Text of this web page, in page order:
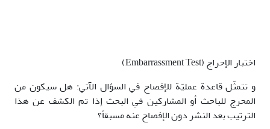
اختبار الإحراج (Embarrassment Test)
و تتمثّل قاعدة عمليّة للإفصاح في السؤال الآتي: هل سيكون من
المحرج للباحث أو المشاركين في البحث إذا تم الكشف عن هذا
الترتيب بعد النشر دون الإفصاح عنه مسبقاً؟